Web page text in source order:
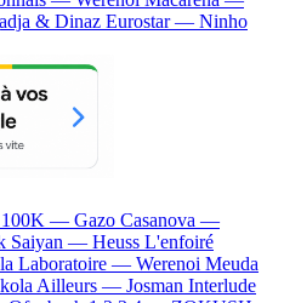
& Dinaz Eurostar — Ninho
100K — Gazo Casanova —
Saiyan — Heuss L'enfoiré
Laboratoire — Werenoi Meuda
Ailleurs — Josman Interlude